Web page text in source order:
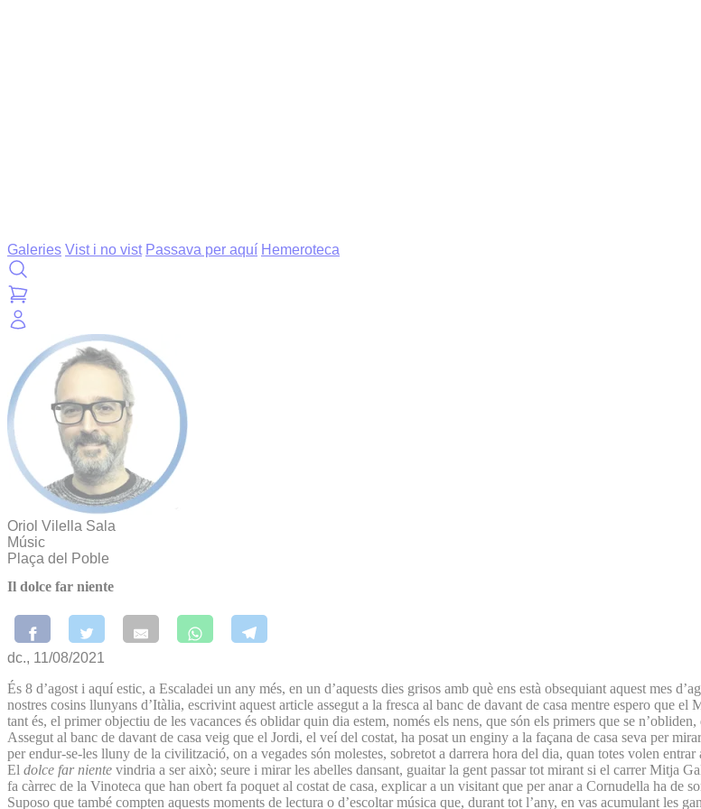
Galeries Vist i no vist Passava per aquí Hemeroteca
Oriol Vilella Sala
Músic
Plaça del Poble
Il dolce far niente
dc., 11/08/2021
És 8 d’agost i aquí estic, a Escaladei un any més, en un d’aquests dies grisos amb què ens està obsequiant aquest mes
nostres cosins llunyans d’Itàlia, escrivint aquest article assegut a la fresca al banc de davant de casa mentre espero que
tant és, el primer objectiu de les vacances és oblidar quin dia estem, només els nens, que són els primers que se
Assegut al banc de davant de casa veig que el Jordi, el veí del costat, ha posat un enginy a la façana de casa seva per
per endur-se-les lluny de la civilització, on a vegades són molestes, sobretot a darrera hora del dia, quan totes volen
El dolce far niente vindria a ser això; seure i mirar les abelles dansant, guaitar la gent passar tot mirant si el carrer Mitja
fa càrrec de la Vinoteca que han obert fa poquet al costat de casa, explicar a un visitant que per anar a Cornudella ha de
Suposo que també compten aquests moments de lectura o d’escoltar música que, durant tot l’any, en vas acumulant les